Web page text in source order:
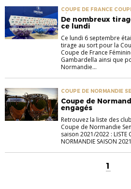
COUPE DE FRANCE
FÉMININE COUPE DE
COUPE GAMBARDELLA
De nombreux
ce lundi
Ce lundi 6 septembre
tirage au sort pour la
Coupe de France
Gambardella ainsi que
Normandie...
COUPE DE NORMANDIE
Coupe de
engagés
Retrouvez la liste des
Coupe de Normandie
saison 2021/2022 : LISTE
NORMANDIE SAISON
1